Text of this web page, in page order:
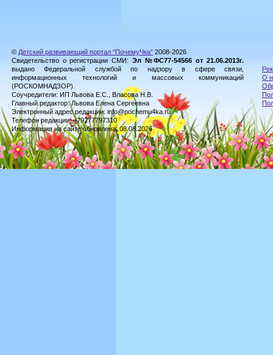
© Детский развивающий портал "ПочемуЧка" 2008-2026
Свидетельство о регистрации СМИ: Эл №ФС77-54566 от 21.06.2013г.
выдано Федеральной службой по надзору в сфере связи,
информационных технологий и массовых коммуникаций
(РОСКОМНАДЗОР).
Соучредители: ИП Львова Е.С., Власова Н.В.
Главный редактор: Львова Елена Сергеевна
Электронный адрес редакции: info@pochemu4ka.ru
Телефон редакции: +79277797310
Информация на сайте обновлена: 08.08.2026
О